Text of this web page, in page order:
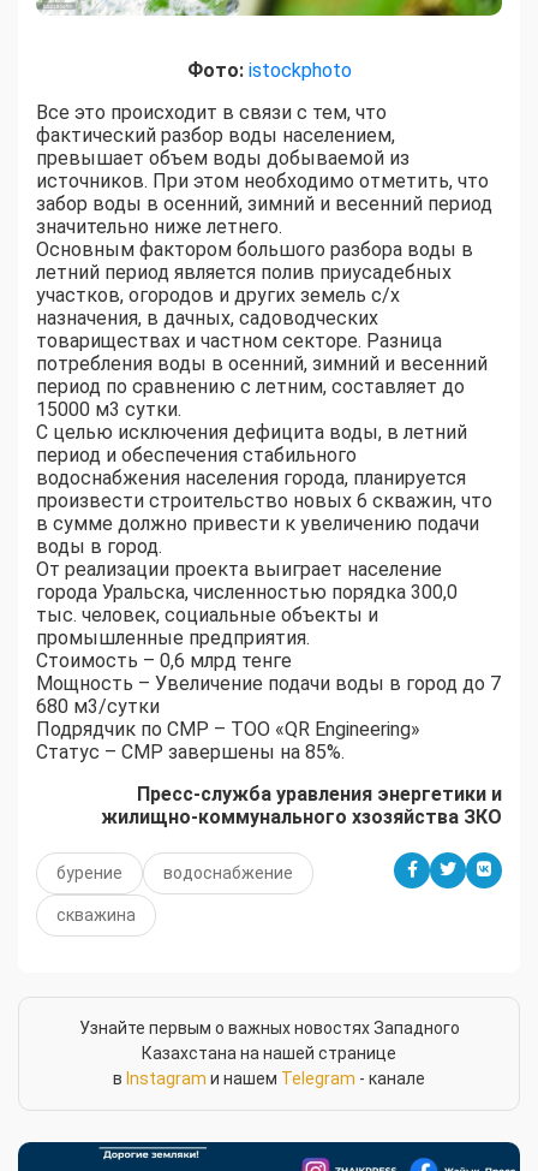
Фото: istockphoto
Все это происходит в связи с тем, что
фактический разбор воды населением,
превышает объем воды добываемой из
источников. При этом необходимо отметить, что
забор воды в осенний, зимний и весенний период
значительно ниже летнего.
Основным фактором большого разбора воды в
летний период является полив приусадебных
участков, огородов и других земель с/х
назначения, в дачных, садоводческих
товариществах и частном секторе. Разница
потребления воды в осенний, зимний и весенний
период по сравнению с летним, составляет до
15000 м3 сутки.
С целью исключения дефицита воды, в летний
период и обеспечения стабильного
водоснабжения населения города, планируется
произвести строительство новых 6 скважин, что
в сумме должно привести к увеличению подачи
воды в город.
От реализации проекта выиграет население
города Уральска, численностью порядка 300,0
тыс. человек, социальные объекты и
промышленные предприятия.
Стоимость – 0,6 млрд тенге
Мощность – Увеличение подачи воды в город до 7
680 м3/сутки
Подрядчик по СМР – ТОО «QR Engineering»
Статус – СМР завершены на 85%.
Пресс-служба уравления энергетики и
жилищно-коммунального хзозяйства ЗКО
бурение водоснабжение
скважина
Узнайте первым о важных новостях Западного
Казахстана на нашей странице
в Instagram и нашем Telegram - канале